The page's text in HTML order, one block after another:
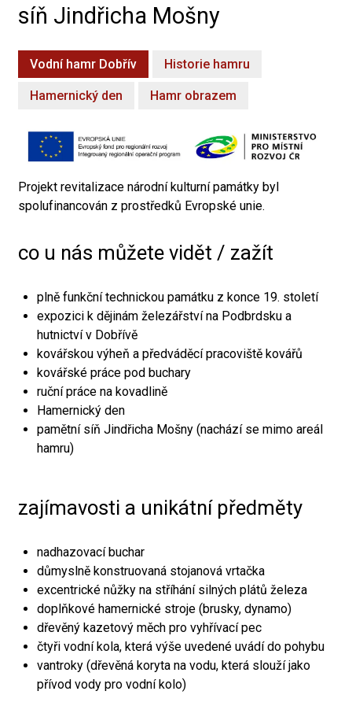
síň Jindřicha Mošny
Vodní hamr Dobřív Historie hamru
Hamernický den Hamr obrazem
Projekt revitalizace národní kulturní památky byl
spolufinancován z prostředků Evropské unie.
co u nás můžete vidět / zažít
plně funkční technickou památku z konce 19. století
expozici k dějinám železářství na Podbrdsku a
hutnictví v Dobřívě
kovářskou výheň a předváděcí pracoviště kovářů
kovářské práce pod buchary
ruční práce na kovadlině
Hamernický den
pamětní síň Jindřicha Mošny (nachází se mimo areál
hamru)
zajímavosti a unikátní předměty
nadhazovací buchar
důmyslně konstruovaná stojanová vrtačka
excentrické nůžky na stříhání silných plátů železa
doplňkové hamernické stroje (brusky, dynamo)
dřevěný kazetový měch pro vyhřívací pec
čtyři vodní kola, která výše uvedené uvádí do pohybu
vantroky (dřevěná koryta na vodu, která slouží jako
přívod vody pro vodní kolo)